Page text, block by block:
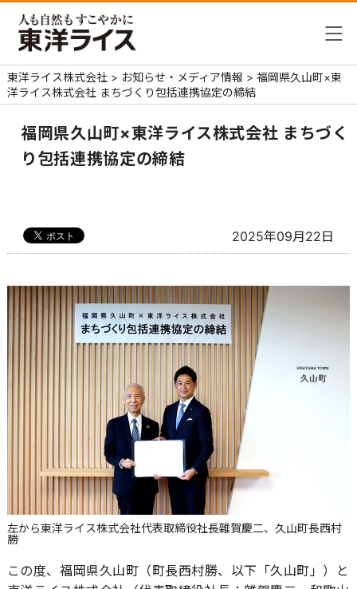
東洋ライス株式会社 > お知らせ・メディア情報 > 福岡県久山町×東
洋ライス株式会社 まちづくり包括連携協定の締結
福岡県久山町×東洋ライス株式会社 まちづく
り包括連携協定の締結
2025年09月22日
左から東洋ライス株式会社代表取締役社⻑雜賀慶⼆、久⼭町⻑⻄村
勝
この度、福岡県久山町（町長西村勝、以下「久山町」）と